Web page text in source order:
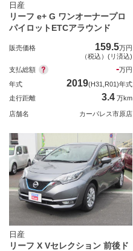
日産
リーフ e+ G ワンオーナープロ
パイロットETCアラウンド
販売価格 159.5万円
（税込）(リ済込)
支払総額
-万円
年式
2019(H31,R01)年式
走行距離
3.4 万km
店舗名 カーパレス市原店
日産
リーフ X Vセレクション 前後ド